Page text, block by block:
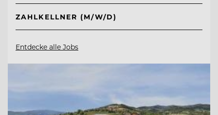
ZAHLKELLNER (M/W/D)
Entdecke alle Jobs